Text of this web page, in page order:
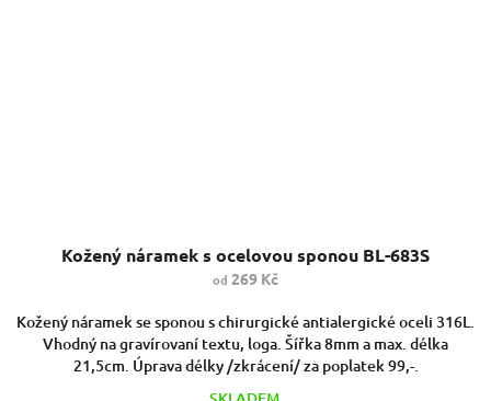
Kožený náramek s ocelovou sponou BL-683S
od 269 Kč
Kožený náramek se sponou s chirurgické antialergické oceli 316L.
Vhodný na gravírovaní textu, loga. Šířka 8mm a max. délka
21,5cm. Úprava délky /zkrácení/ za poplatek 99,-.